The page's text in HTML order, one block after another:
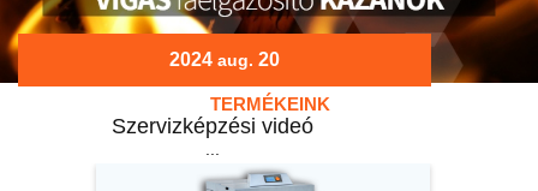
TERMÉKEINK
2024 aug. 20
Szervizképzési videó